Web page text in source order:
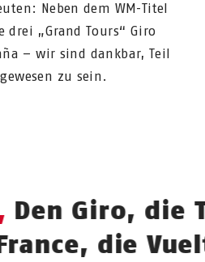
Neben dem WM-Titel
„Grand Tours“ Giro
– wir sind dankbar, Teil
zu sein.
Den Giro, die
die